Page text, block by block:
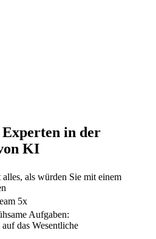
in der
KI
als würden Sie mit einem
5x
Aufgaben:
das Wesentliche